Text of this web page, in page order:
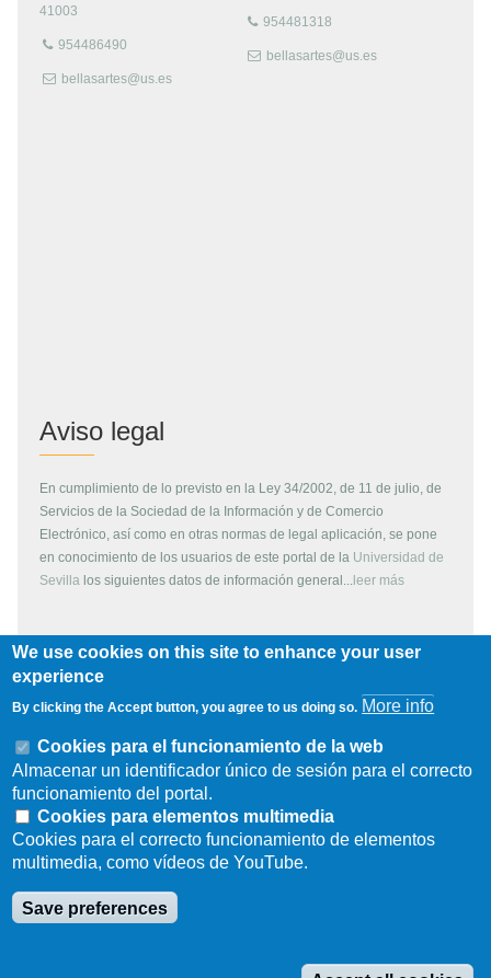
41003
954486490
bellasartes@us.es
954481318
bellasartes@us.es
Aviso legal
En cumplimiento de lo previsto en la Ley 34/2002, de 11 de julio, de
Servicios de la Sociedad de la Información y de Comercio
Electrónico, así como en otras normas de legal aplicación, se pone
en conocimiento de los usuarios de este portal de la Universidad de
Sevilla los siguientes datos de información general... leer más
Copyright
Todos los contenidos de este servidor WEB, son propiedad de la
Universidad de Sevilla, si no se indica lo contrario. Pueden ser
reproducidos libremente y para fines no lucrativos por cualquier
persona perteneciente a una institución de carácter educativo o
investigador. Otras instituciones, organismos, empresas, etc. deben
solicitar el permiso escrito de los propietarios del copyright.
Los escudos, logotipos, fotografías y gráficos son propiedad de la
Universidad de Sevilla. Prohibida su reproducción total o parcial por
cualquier medio sin permiso escrito del propietario.
We use cookies on this site to enhance your user
experience
By clicking the Accept button, you agree to us doing so. More info
Cookies para el funcionamiento de la web
Almacenar un identificador único de sesión para el correcto
funcionamiento del portal.
Cookies para elementos multimedia
Cookies para el correcto funcionamiento de elementos
multimedia, como vídeos de YouTube.
Save preferences